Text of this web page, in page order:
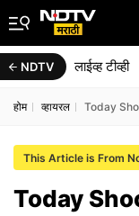
NDTV लाईव्ह टीव्ही
होम व्हायरल Today
This Article is From
Today